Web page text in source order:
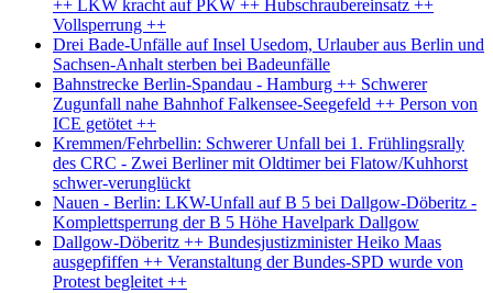
++ LKW kracht auf PKW ++ Hubschraubereinsatz ++
Vollsperrung ++
Drei Bade-Unfälle auf Insel Usedom, Urlauber aus Berlin und
Sachsen-Anhalt sterben bei Badeunfälle
Bahnstrecke Berlin-Spandau - Hamburg ++ Schwerer
Zugunfall nahe Bahnhof Falkensee-Seegefeld ++ Person von
ICE getötet ++
Kremmen/Fehrbellin: Schwerer Unfall bei 1. Frühlingsrally
des CRC - Zwei Berliner mit Oldtimer bei Flatow/Kuhhorst
schwer-verunglückt
Nauen - Berlin: LKW-Unfall auf B 5 bei Dallgow-Döberitz -
Komplettsperrung der B 5 Höhe Havelpark Dallgow
Dallgow-Döberitz ++ Bundesjustizminister Heiko Maas
ausgepfiffen ++ Veranstaltung der Bundes-SPD wurde von
Protest begleitet ++